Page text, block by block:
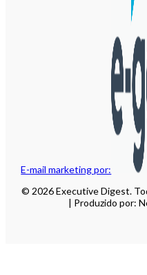
E-mail marketing por:
© 2026 Executive Digest.
| Produzido por: